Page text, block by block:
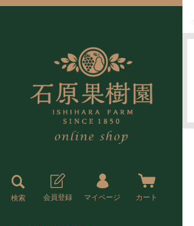
会員登録 マイページ カート
検索